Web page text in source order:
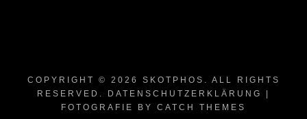
COPYRIGHT © 2026 SKOTPHOS . ALL RIGHTS
RESERVED.
DATENSCHUTZERKLÄRUNG
FOTOGRAFIE BY CATCH THEMES